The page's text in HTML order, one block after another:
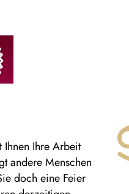
Ihnen Ihre Arbeit
andere Menschen
doch eine Feier